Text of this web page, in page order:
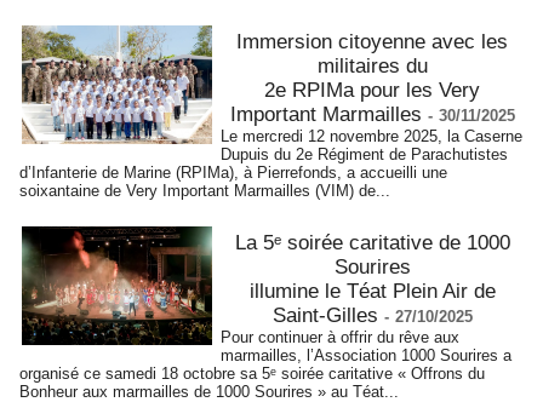
Immersion citoyenne avec les
militaires du
2e RPIMa pour les Very
Important Marmailles - 30/11/2025
Le mercredi 12 novembre 2025, la Caserne
Dupuis du 2e Régiment de Parachutistes
d’Infanterie de Marine (RPIMa), à Pierrefonds, a accueilli une
soixantaine de Very Important Marmailles (VIM) de...
La 5ᵉ soirée caritative de 1000
Sourires
illumine le Téat Plein Air de
Saint-Gilles - 27/10/2025
Pour continuer à offrir du rêve aux
marmailles, l’Association 1000 Sourires a
organisé ce samedi 18 octobre sa 5ᵉ soirée caritative « Offrons du
Bonheur aux marmailles de 1000 Sourires » au Téat...